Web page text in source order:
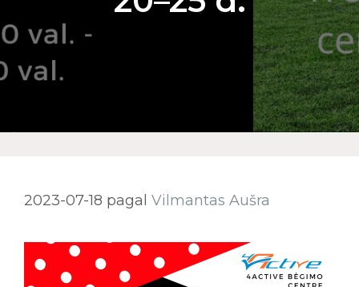
2023-07-18 pagal Vilmantas Aušra